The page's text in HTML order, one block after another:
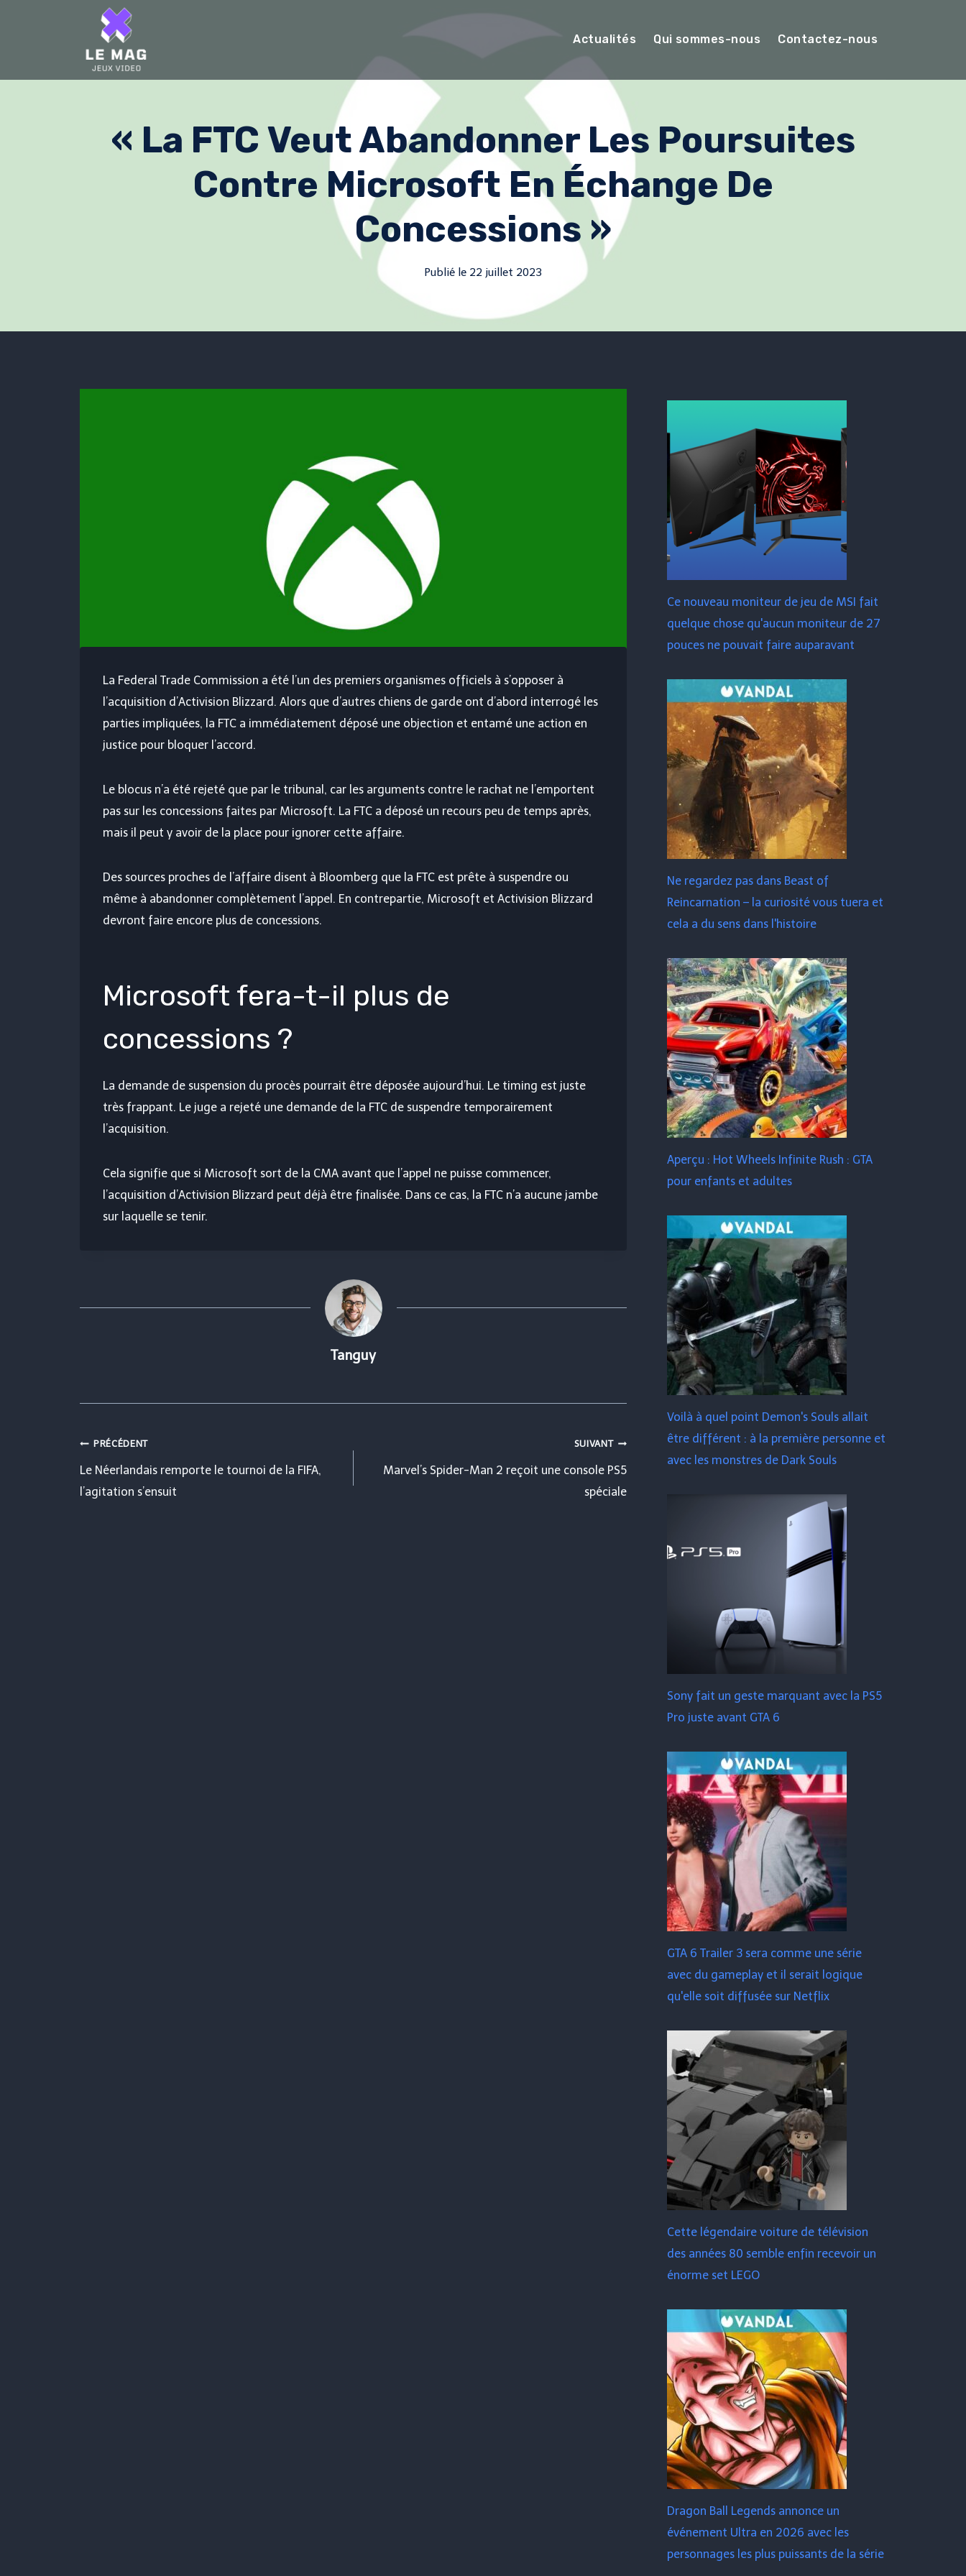
Actualités Qui sommes-nous Contactez-nous
« La FTC Veut Abandonner Les Poursuites
Contre Microsoft En Échange De
Concessions »
Publié le 22 juillet 2023
La Federal Trade Commission a été l’un des premiers organismes officiels à s’opposer à
l’acquisition d’Activision Blizzard. Alors que d’autres chiens de garde ont d’abord interrogé les
parties impliquées, la FTC a immédiatement déposé une objection et entamé une action en
justice pour bloquer l’accord.
Le blocus n’a été rejeté que par le tribunal, car les arguments contre le rachat ne l’emportent
pas sur les concessions faites par Microsoft. La FTC a déposé un recours peu de temps après,
mais il peut y avoir de la place pour ignorer cette affaire.
Des sources proches de l’affaire disent à Bloomberg que la FTC est prête à suspendre ou
même à abandonner complètement l’appel. En contrepartie, Microsoft et Activision Blizzard
devront faire encore plus de concessions.
Microsoft fera-t-il plus de
concessions ?
La demande de suspension du procès pourrait être déposée aujourd’hui. Le timing est juste
très frappant. Le juge a rejeté une demande de la FTC de suspendre temporairement
l’acquisition.
Cela signifie que si Microsoft sort de la CMA avant que l’appel ne puisse commencer,
l’acquisition d’Activision Blizzard peut déjà être finalisée. Dans ce cas, la FTC n’a aucune jambe
sur laquelle se tenir.
Tanguy
Navigation
de
PRÉCÉDENT
Le Néerlandais remporte le tournoi de la FIFA,
l’agitation s’ensuit
SUIVANT
Marvel’s Spider-Man 2 reçoit une console PS5
spéciale
Ce nouveau moniteur de jeu de MSI fait
quelque chose qu'aucun moniteur de 27
pouces ne pouvait faire auparavant
Ne regardez pas dans Beast of
Reincarnation – la curiosité vous tuera et
cela a du sens dans l'histoire
Aperçu : Hot Wheels Infinite Rush : GTA
pour enfants et adultes
Voilà à quel point Demon's Souls allait
être différent : à la première personne et
avec les monstres de Dark Souls
Sony fait un geste marquant avec la PS5
Pro juste avant GTA 6
GTA 6 Trailer 3 sera comme une série
avec du gameplay et il serait logique
qu'elle soit diffusée sur Netflix
Cette légendaire voiture de télévision
des années 80 semble enfin recevoir un
énorme set LEGO
Dragon Ball Legends annonce un
événement Ultra en 2026 avec les
personnages les plus puissants de la série